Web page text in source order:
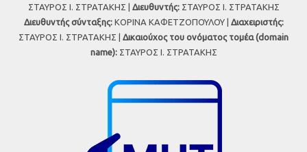
ΣΤΑΥΡΟΣ Ι. ΣΤΡΑΤΑΚΗΣ | Διευθυντής:ΣΤΑΥΡΟΣ Ι. ΣΤΡΑΤΑΚΗΣ
Διευθυντής σύνταξης:ΚΟΡΙΝΑ ΚΑΦΕΤΖΟΠΟΥΛΟΥ | Διαχειριστής:
ΣΤΑΥΡΟΣ Ι. ΣΤΡΑΤΑΚΗΣ | Δικαιούχος του ονόματος τομέα (domain
name):ΣΤΑΥΡΟΣ Ι. ΣΤΡΑΤΑΚΗΣ